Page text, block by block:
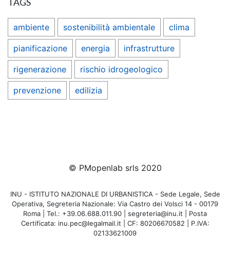
TAGS
ambiente sostenibilità ambientale clima
pianificazione energia infrastrutture
rigenerazione rischio idrogeologico
prevenzione edilizia
© PMopenlab srls 2020
INU - ISTITUTO NAZIONALE DI URBANISTICA - Sede Legale, Sede
Operativa, Segreteria Nazionale: Via Castro dei Volsci 14 - 00179
Roma | Tel.: +39.06.688.011.90 | segreteria@inu.it | Posta
Certificata: inu.pec@legalmail.it | CF: 80206670582 | P.IVA:
02133621009